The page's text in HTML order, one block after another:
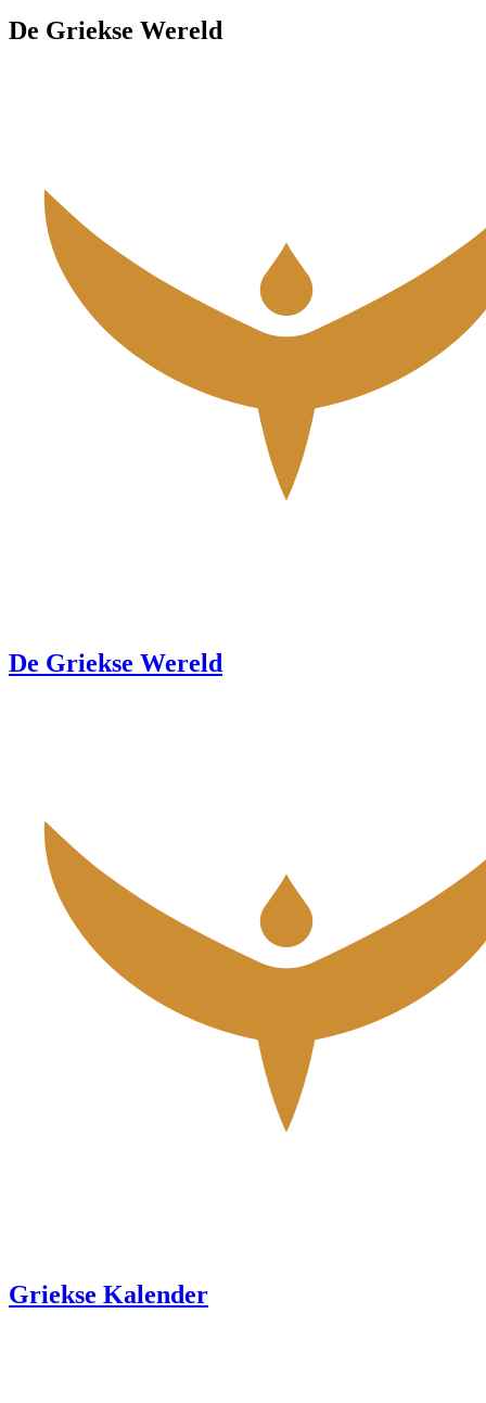
De Griekse Wereld
De Griekse Wereld
Griekse Kalender